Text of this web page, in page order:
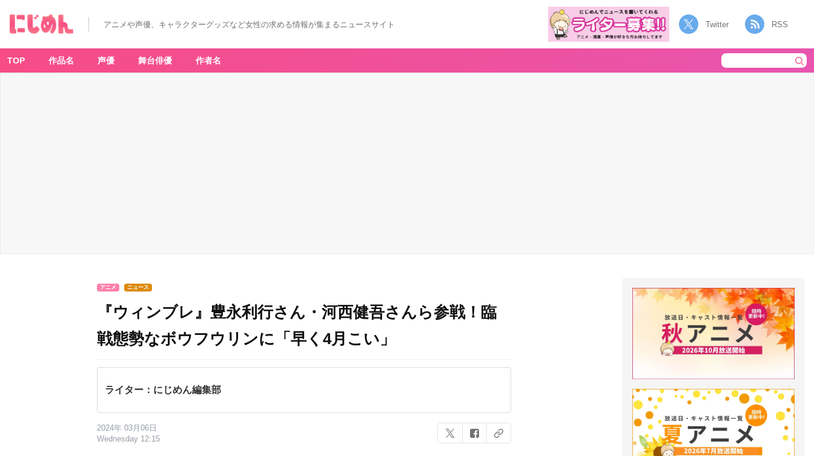
アニメや声優、キャラクターグッズなど女性の求める情報が集まるニュースサイト Twitter RSS
TOP 作品名 声優 舞台俳優 作者名
アニメ ニュース
『ウィンブレ』豊永利行さん・河西健吾さんら参戦！臨
戦態勢なボウフウリンに「早く4月こい」
ライター：にじめん編集部
2024年 03月06日
Wednesday 12:15